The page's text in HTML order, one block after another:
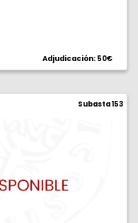
Adjudicación: 50€
Subasta 153